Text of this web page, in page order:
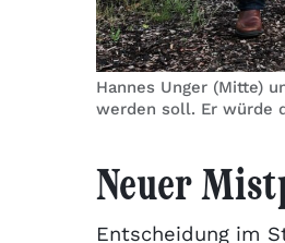
Hannes Unger (Mitte)
werden soll. Er würde
Neuer
Entscheidung im